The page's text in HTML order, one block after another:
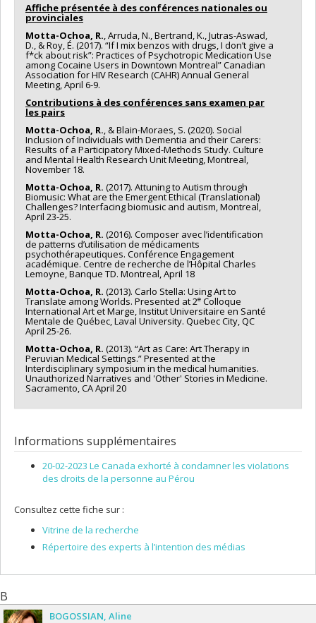
Affiche présentée à des conférences nationales ou
provinciales
Motta-Ochoa, R., Arruda, N., Bertrand, K., Jutras-Aswad,
D., & Roy, É. (2017). “If I mix benzos with drugs, I don’t give a
f*ck about risk”: Practices of Psychotropic Medication Use
among Cocaine Users in Downtown Montreal” Canadian
Association for HIV Research (CAHR) Annual General
Meeting, April 6-9.
Contributions à des conférences sans examen par
les pairs
Motta-Ochoa, R., & Blain-Moraes, S. (2020). Social
Inclusion of Individuals with Dementia and their Carers:
Results of a Participatory Mixed-Methods Study. Culture
and Mental Health Research Unit Meeting, Montreal,
November 18.
Motta-Ochoa, R. (2017). Attuning to Autism through
Biomusic: What are the Emergent Ethical (Translational)
Challenges? Interfacing biomusic and autism, Montreal,
April 23-25.
Motta-Ochoa, R. (2016). Composer avec l’identification
de patterns d’utilisation de médicaments
psychothérapeutiques. Conférence Engagement
académique. Centre de recherche de l’Hôpital Charles
Lemoyne, Banque TD. Montreal, April 18
Motta-Ochoa, R. (2013). Carlo Stella: Using Art to
Translate among Worlds. Presented at 2e Colloque
International Art et Marge, Institut Universitaire en Santé
Mentale de Québec, Laval University. Quebec City, QC
April 25-26.
Motta-Ochoa, R. (2013). “Art as Care: Art Therapy in
Peruvian Medical Settings.” Presented at the
Interdisciplinary symposium in the medical humanities.
Unauthorized Narratives and 'Other' Stories in Medicine.
Sacramento, CA April 20
Informations supplémentaires
20-02-2023 Le Canada exhorté à condamner les violations
des droits de la personne au Pérou
Consultez cette fiche sur :
Vitrine de la recherche
Répertoire des experts à l’intention des médias
B
BOGOSSIAN Aline